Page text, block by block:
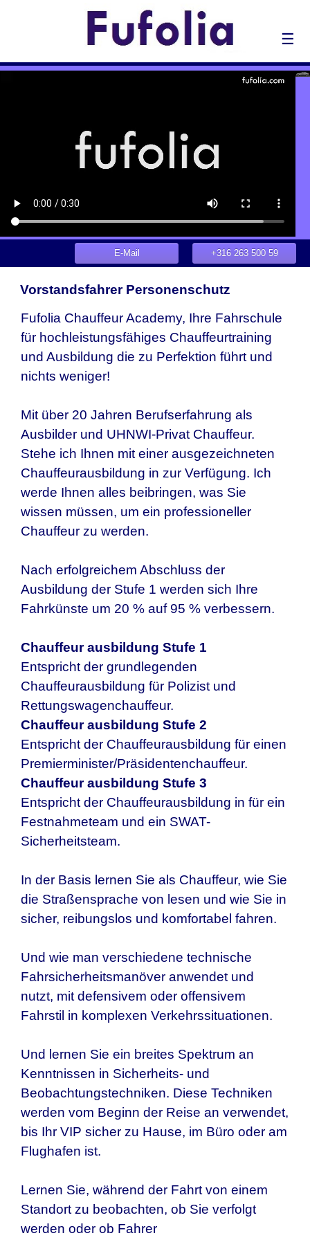
☰
+316 263 500 59
E-Mail
Vorstandsfahrer Personenschutz
Fufolia Chauffeur Academy, Ihre Fahrschule
für hochleistungsfähiges Chauffeurtraining
und Ausbildung die zu Perfektion führt und
nichts weniger!
Mit über 20 Jahren Berufserfahrung als
Ausbilder und UHNWI-Privat Chauffeur.
Stehe ich Ihnen mit einer ausgezeichneten
Chauffeurausbildung in zur Verfügung. Ich
werde Ihnen alles beibringen, was Sie
wissen müssen, um ein professioneller
Chauffeur zu werden.
Nach erfolgreichem Abschluss der
Ausbildung der Stufe 1 werden sich Ihre
Fahrkünste um 20 % auf 95 % verbessern.
Chauffeur ausbildung Stufe 1
Entspricht der grundlegenden
Chauffeurausbildung für Polizist und
Rettungswagenchauffeur.
Chauffeur ausbildung Stufe 2
Entspricht der Chauffeurausbildung für einen
Premierminister/Präsidentenchauffeur.
Chauffeur ausbildung Stufe 3
Entspricht der Chauffeurausbildung in für ein
Festnahmeteam und ein SWAT-
Sicherheitsteam.
In der Basis lernen Sie als Chauffeur, wie Sie
die Straßensprache von lesen und wie Sie in
sicher, reibungslos und komfortabel fahren.
Und wie man verschiedene technische
Fahrsicherheitsmanöver anwendet und
nutzt, mit defensivem oder offensivem
Fahrstil in komplexen Verkehrssituationen.
Und lernen Sie ein breites Spektrum an
Kenntnissen in Sicherheits- und
Beobachtungstechniken. Diese Techniken
werden vom Beginn der Reise an verwendet,
bis Ihr VIP sicher zu Hause, im Büro oder am
Flughafen ist.
Lernen Sie, während der Fahrt von einem
Standort zu beobachten, ob Sie verfolgt
werden oder ob Fahrer